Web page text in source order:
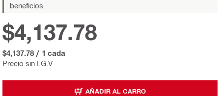
beneficios.
Precio sin I.G.V
$4,137.78
$4,137.78 / 1 cada
AÑADIR AL CARRO